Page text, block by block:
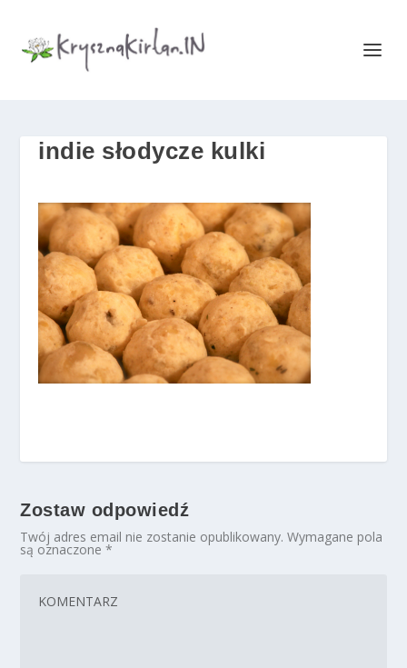
indie słodycze kulki
Zostaw odpowiedź
Twój adres email nie zostanie opublikowany. Wymagane pola
są oznaczone*